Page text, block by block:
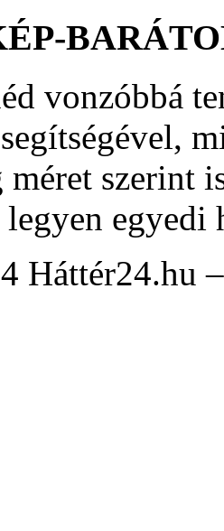
vonzóbbá
segítségével,
szerint
legyen egyedi
Háttér24.hu